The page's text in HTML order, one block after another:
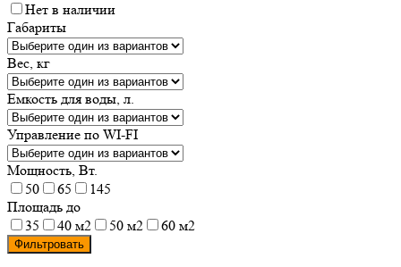
Нет в наличии
Габариты
Вес, кг
Емкость для воды, л.
Управление по WI-FI
Мощность, Вт.
50
65
145
Площадь до
35
40 м2 50 м2 60 м2
Фильтровать